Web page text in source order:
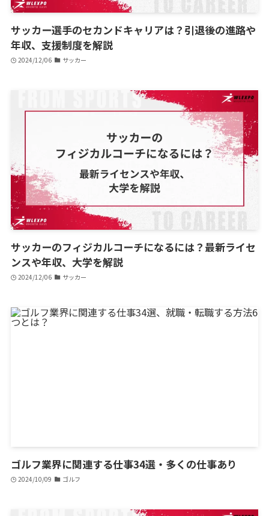
サッカー選手のセカンドキャリアは？引退後の進路や
年収、支援制度を解説
2024/12/06 サッカー
サッカーのフィジカルコーチになるには？最新ライセ
ンスや年収、大学を解説
2024/12/06 サッカー
ゴルフ業界に関連する仕事34選・多くの仕事あり
2024/10/09 ゴルフ